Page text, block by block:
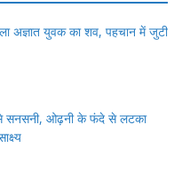
अज्ञात युवक का शव, पहचान में जुटी
से सनसनी, ओढ़नी के फंदे से लटका